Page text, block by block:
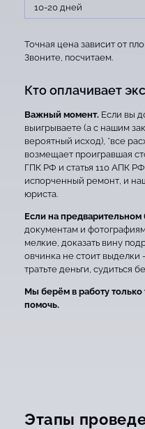
10-20 дней
Точная цена зависит от
Звоните, посчитаем.
Кто оплачивает
Важный момент.Если вы
выигрываете (а с нашим
вероятный исход), *все
возмещает проигравшая
ГПК РФ и статья 110 АПК
испорченный ремонт, и
юриста.
Если на предварительном
документам и
мелкие, доказать вину
овчинка не стоит
тратьте деньги, судиться
Мы берём в работу
помочь.
Этапы